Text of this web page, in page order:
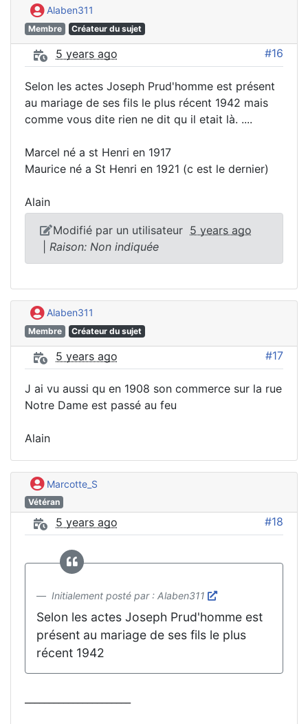
Alaben311
Membre Créateur du sujet
5 years ago #16
Selon les actes Joseph Prud'homme est présent
au mariage de ses fils le plus récent 1942 mais
comme vous dite rien ne dit qu il etait là. ....
Marcel né a st Henri en 1917
Maurice né a St Henri en 1921 (c est le dernier)
Alain
Modifié par un utilisateur 5 years ago
Raison: Non indiquée
Alaben311
Membre Créateur du sujet
5 years ago #17
J ai vu aussi qu en 1908 son commerce sur la rue
Notre Dame est passé au feu
Alain
Marcotte_S
Vétéran
5 years ago #18
Initialement posté par : Alaben311
Selon les actes Joseph Prud'homme est
présent au mariage de ses fils le plus
récent 1942